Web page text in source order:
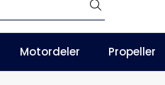
NO
Motordeler Propeller